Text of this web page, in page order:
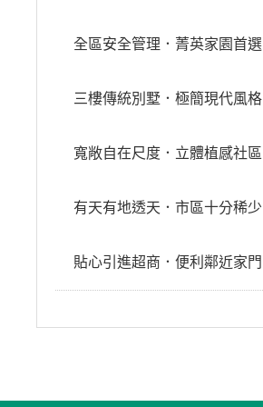
全區安全管理．菁英家園首選
三樓傳統別墅．極簡現代風格
寬敞自在尺度．立體植感社區
有天有地透天．市區十分稀少
貼心引進超商．便利鄰近家門